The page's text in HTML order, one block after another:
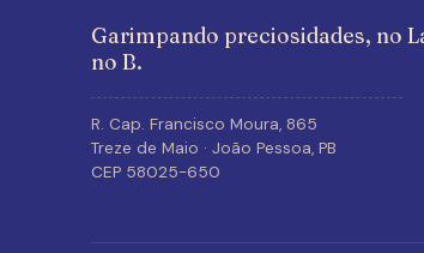
Garimpando preciosidades, no
no B.
R. Cap. Francisco Moura, 865
Treze de Maio · João Pessoa, PB
CEP 58025-650
Sandra De Sá